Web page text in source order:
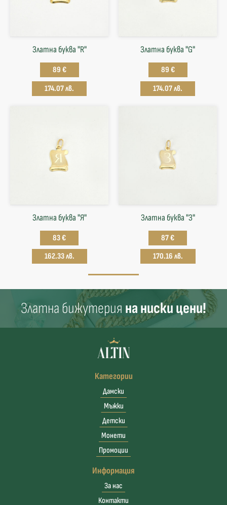
Златна буква "R"
89 €
174.07 лв.
Златна буква "G"
89 €
174.07 лв.
Златна буква "Я"
83 €
162.33 лв.
Златна буква "З"
87 €
170.16 лв.
Златна бижутерия на ниски цени!
Категории
Дамски
Мъжки
Детски
Монети
Промоции
Информация
За нас
Контакти